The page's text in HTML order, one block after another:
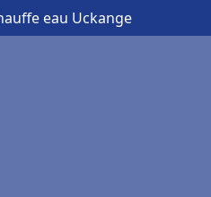
eau Uckange